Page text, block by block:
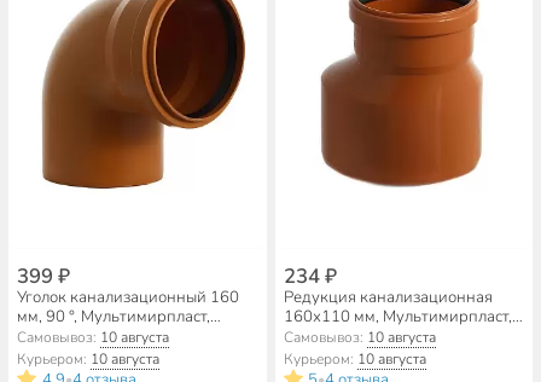
399 ₽
Уголок канализационный 160
мм, 90 °, Мультимирпласт,
наружный, рыжий, ОТВ НК
160/87.5 SN2
Самовывоз: 10 августа
Курьером: 10 августа
234 ₽
Редукция канализационная
160х110 мм, Мультимирпласт,
наружная, рыжая, ПРХ НК
160/110 SN2
Самовывоз: 10 августа
Курьером: 10 августа